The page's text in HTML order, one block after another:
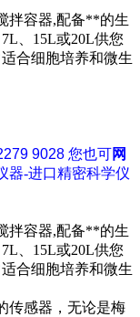
拌容器,配备**的生
、15L或20L供您
合细胞培养和微生
9028 您也可网
器-进口精密科学仪
拌容器,配备**的生
、15L或20L供您
合细胞培养和微生
传感器，无论是梅